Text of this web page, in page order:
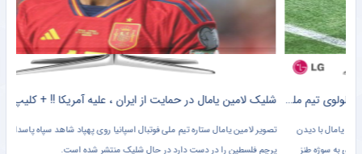
شلیک لامین یامال در حمایت از ایران ، علیه آمریکا !! + کلیپ وایرال شده
تصویر لامین یامال ستاره تیم ملی فوتبال اسپانیا روی پهپاد شاهد سپاه پاسداران در حالی که
پرچم فلسطین را در دست دارد در حال شلیک منتشر شده است.